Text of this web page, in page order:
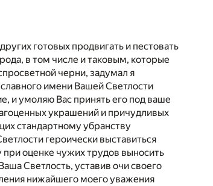
готовых продвигать и пестовать
в том числе и таковым, которые
черни, задумал я
имени Вашей Светлости
и умоляю Вас принять его под ваше
украшений и причудливых
стандартному убранству
героически выставиться
при оценке чужих трудов выносить
Светлость, уставив очи своего
нижайшего моего уважения